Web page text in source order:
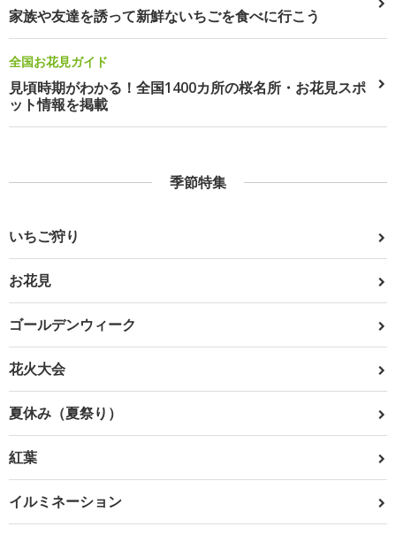
家族や友達を誘って新鮮ないちごを食べに行こう
全国お花見ガイド
見頃時期がわかる！全国1400カ所の桜名所・お花見スポ
ット情報を掲載
季節特集
いちご狩り
お花見
ゴールデンウィーク
花火大会
夏休み（夏祭り）
紅葉
イルミネーション